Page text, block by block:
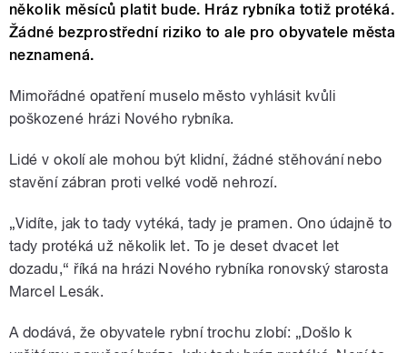
několik měsíců platit bude. Hráz rybníka totiž protéká.
Žádné bezprostřední riziko to ale pro obyvatele města
neznamená.
Mimořádné opatření muselo město vyhlásit kvůli
poškozené hrázi Nového rybníka.
Lidé v okolí ale mohou být klidní, žádné stěhování nebo
stavění zábran proti velké vodě nehrozí.
„Vidíte, jak to tady vytéká, tady je pramen. Ono údajně to
tady protéká už několik let. To je deset dvacet let
dozadu,“ říká na hrázi Nového rybníka ronovský starosta
Marcel Lesák.
A dodává, že obyvatele rybní trochu zlobí: „Došlo k